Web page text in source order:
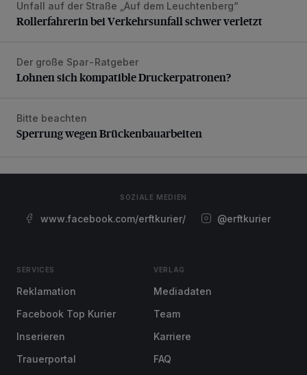
Rollerfahrerin bei Verkehrsunfall schwer verletzt
Unfall auf der Straße „Auf dem Leuchtenberg“
Rollerfahrerin bei Verkehrsunfall schwer verletzt
Lohnen sich kompatible Druckerpatronen?
Der große Spar-Ratgeber
Lohnen sich kompatible Druckerpatronen?
Sperrung wegen Brückenbauarbeiten
Bitte beachten
Sperrung wegen Brückenbauarbeiten
SOZIALE MEDIEN
www.facebook.com/erftkurier/ @erftkurier
SERVICES
Reklamation
Facebook Top Kurier
Inserieren
Trauerportal
VERLAG
Mediadaten
Team
Karriere
FAQ